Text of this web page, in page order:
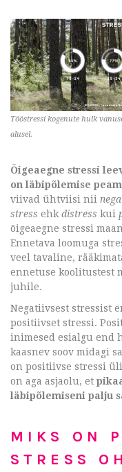
Tööstressi kogenute hulk
alusel.
Õigeaegne stressi
on läbipõlemise
viivad ühtviisi nii
stress ehk distress kui
õigeaegne stressi
Ennetava loomuga
veel tavaline,
ennetuse koolitustest
juhile.
Negatiivsest stressist
positiivset stressi.
inimesed esialgu end
kaasnev soov midagi
on positiivse stressi
on aga asjaolu, et
läbipõlemiseni palju
MIKS ON
STRESS